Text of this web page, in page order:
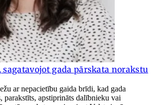
sagatavojot gada pārskata norakstu
ar nepacietību gaida brīdi, kad gada
parakstīts, apstiprināts dalībnieku vai